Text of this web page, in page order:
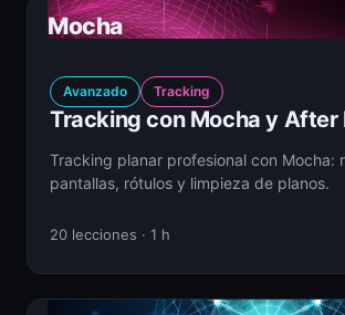
Mocha
Avanzado Tracking
Tracking con Mocha y
Tracking planar profesional con Mocha:
pantallas, rótulos y limpieza de planos.
20 lecciones · 1 h